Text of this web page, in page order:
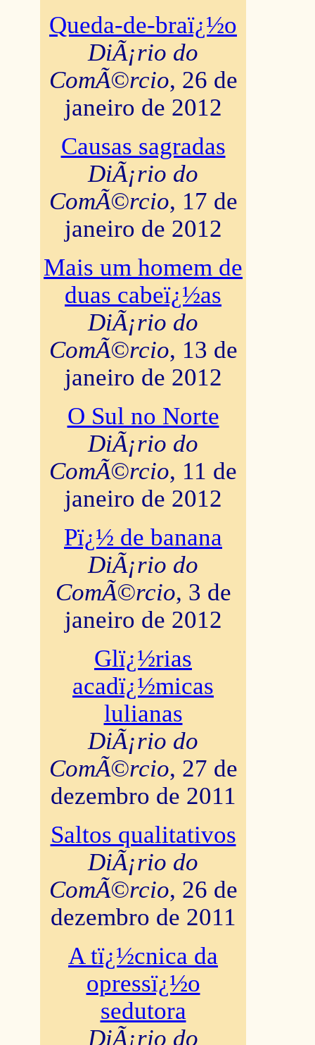
Queda-de-braï¿½o
DiÃ¡rio do
ComÃ©rcio, 26 de
janeiro de 2012
Causas sagradas
DiÃ¡rio do
ComÃ©rcio, 17 de
janeiro de 2012
Mais um homem de
duas cabeï¿½as
DiÃ¡rio do
ComÃ©rcio, 13 de
janeiro de 2012
O Sul no Norte
DiÃ¡rio do
ComÃ©rcio, 11 de
janeiro de 2012
Pï¿½ de banana
DiÃ¡rio do
ComÃ©rcio, 3 de
janeiro de 2012
Glï¿½rias
acadï¿½micas
lulianas
DiÃ¡rio do
ComÃ©rcio, 27 de
dezembro de 2011
Saltos qualitativos
DiÃ¡rio do
ComÃ©rcio, 26 de
dezembro de 2011
A tï¿½cnica da
opressï¿½o
sedutora
DiÃ¡rio do